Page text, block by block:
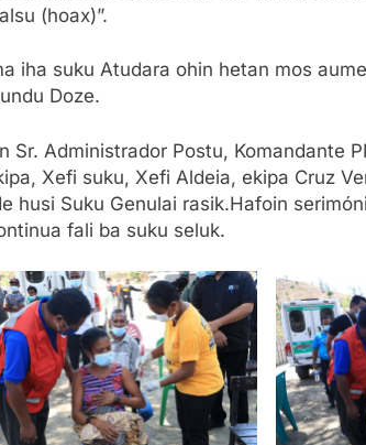
(hoax)”.
iha suku Atudara ohin hetan mos
Doze.
Sr. Administrador Postu, Komandante
Xefi suku, Xefi Aldeia, ekipa Cruz
husi Suku Genulai rasik.Hafoin
fali ba suku seluk.